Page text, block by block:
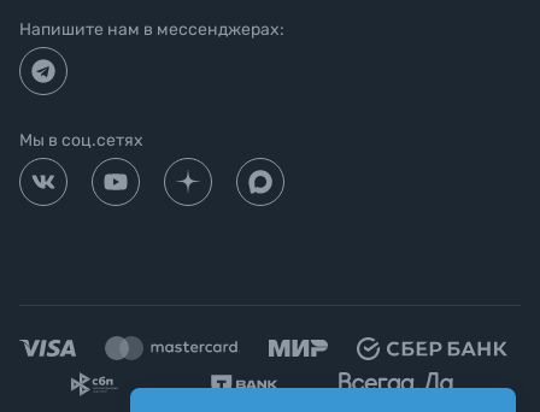
Напишите нам в мессенджерах:
Мы в соц.сетях